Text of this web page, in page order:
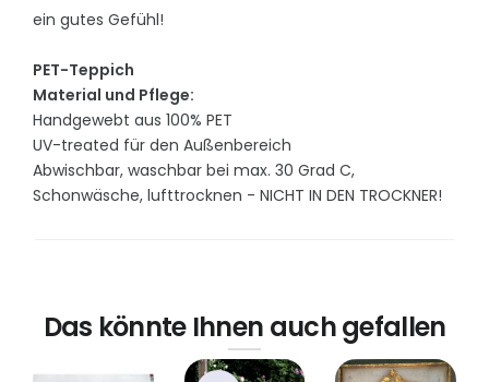
ein gutes Gefühl!
PET-Teppich
Material und Pflege:
Handgewebt aus 100% PET
UV-treated für den Außenbereich
Abwischbar, waschbar bei max. 30 Grad C,
Schonwäsche, lufttrocknen - NICHT IN DEN TROCKNER!
Das könnte Ihnen auch gefallen